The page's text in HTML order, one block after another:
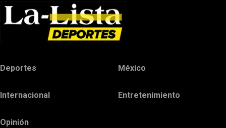
Deportes México
Internacional Entretenimiento
Opinión